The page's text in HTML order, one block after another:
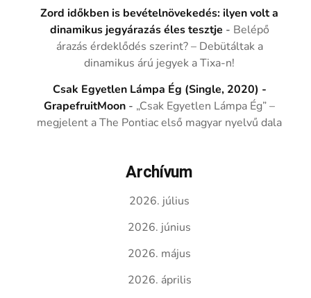
Zord időkben is bevételnövekedés: ilyen volt a
dinamikus jegyárazás éles tesztje - Belépő
árazás érdeklődés szerint? – Debütáltak a
dinamikus árú jegyek a Tixa-n!
Csak Egyetlen Lámpa Ég (Single, 2020) -
GrapefruitMoon - „Csak Egyetlen Lámpa Ég” –
megjelent a The Pontiac első magyar nyelvű dala
Archívum
2026. július
2026. június
2026. május
2026. április